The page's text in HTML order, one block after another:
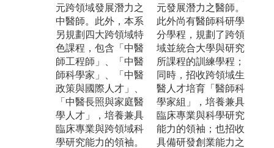
元跨領域發展潛力之
中醫師。此外，本系
另規劃四大跨領域特
色課程，包含「中醫
師工程師」、「中醫
師科學家」、「中醫
政策與國際人才」、
「中醫長照與家庭醫
學人才」，培養兼具
臨床專業與跨領域科
學研究能力的領袖。
元發展潛力之醫師。
此外尚有醫師科研學
分學程，規劃了跨領
域並統合大學與研究
所課程的訓練學程；
同時，招收跨領域生
醫人才培育「醫師科
學家組」，培養兼具
臨床專業與科學研究
能力的領袖；也招收
具備研發創業能力之